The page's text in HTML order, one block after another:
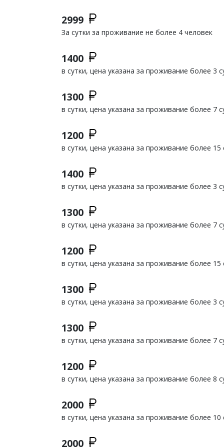
2999
За сутки за проживание не более 4 человек
1400
в сутки, цена указана за проживание более 3
1300
в сутки, цена указана за проживание более 7
1200
в сутки, цена указана за проживание более 15
1400
в сутки, цена указана за проживание более 3
1300
в сутки, цена указана за проживание более 7
1200
в сутки, цена указана за проживание более 15
1300
в сутки, цена указана за проживание более 3
1300
в сутки, цена указана за проживание более 7
1200
в сутки, цена указана за проживание более 8
2000
в сутки, цена указана за проживание более 10
2000